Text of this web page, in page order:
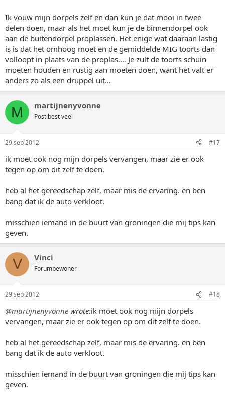
Ik vouw mijn dorpels zelf en dan kun je dat mooi in twee
delen doen, maar als het moet kun je de binnendorpel ook
aan de buitendorpel proplassen. Het enige wat daaraan lastig
is is dat het omhoog moet en de gemiddelde MIG toorts dan
volloopt in plaats van de proplas.... Je zult de toorts schuin
moeten houden en rustig aan moeten doen, want het valt er
anders zo als een druppel uit...
M martijnenyvonne
Post best veel
29 sep 2012 #17
ik moet ook nog mijn dorpels vervangen, maar zie er ook
tegen op om dit zelf te doen.
heb al het gereedschap zelf, maar mis de ervaring. en ben
bang dat ik de auto verkloot.
misschien iemand in de buurt van groningen die mij tips kan
geven.
V Vinci
Forumbewoner
29 sep 2012 #18
@martijnenyvonne wrote:ik moet ook nog mijn dorpels
vervangen, maar zie er ook tegen op om dit zelf te doen.
heb al het gereedschap zelf, maar mis de ervaring. en ben
bang dat ik de auto verkloot.
misschien iemand in de buurt van groningen die mij tips kan
geven.